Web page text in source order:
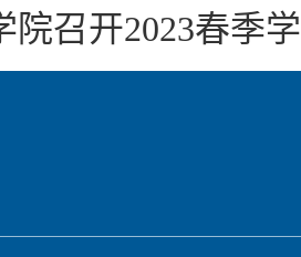
院召开2023春季